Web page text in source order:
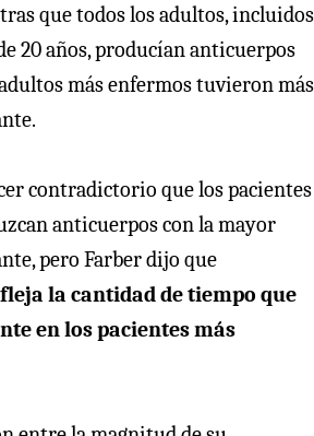
que todos los adultos, incluidos
20 años, producían anticuerpos
más enfermos tuvieron más
contradictorio que los pacientes
anticuerpos con la mayor
pero Farber dijo que
la cantidad de tiempo que
en los pacientes más